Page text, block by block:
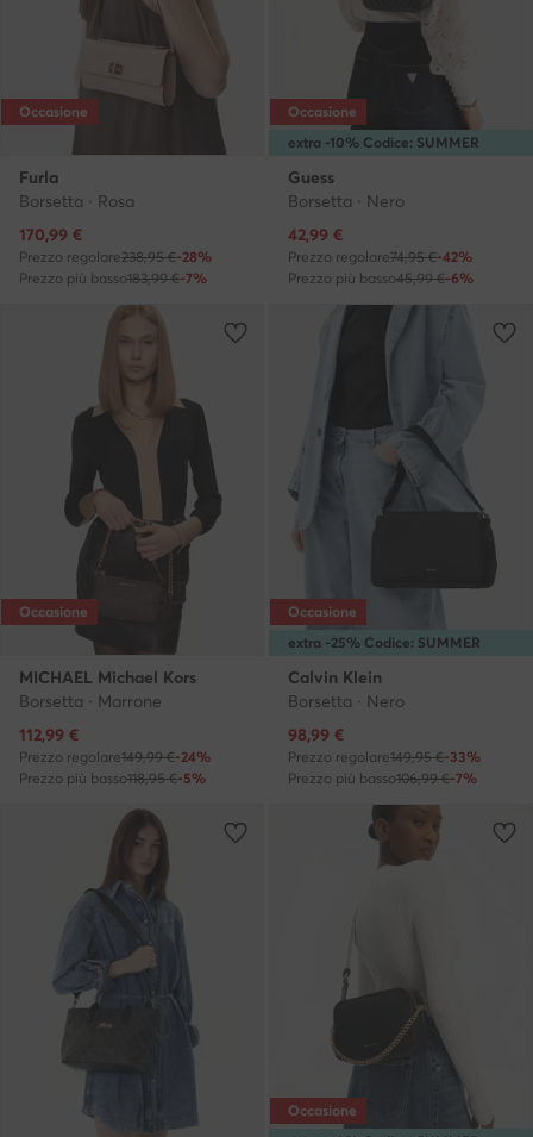
Occasione
Furla
Borsetta · Rosa
Prezzo attuale
170,99 €
Prezzo regolare238,95 €-28%
Prezzo più basso183,99 €-7%
extra -10% Codice: SUMMER
Occasione
Guess
Borsetta · Nero
Prezzo attuale
42,99 €
Prezzo regolare74,95 €-42%
Prezzo più basso45,99 €-6%
Occasione
MICHAEL Michael Kors
Borsetta · Marrone
Prezzo attuale
112,99 €
Prezzo regolare149,99 €-24%
Prezzo più basso118,95 €-5%
extra -25% Codice: SUMMER
Occasione
Calvin Klein
Borsetta · Nero
Prezzo attuale
98,99 €
Prezzo regolare149,95 €-33%
Prezzo più basso106,99 €-7%
Occasione